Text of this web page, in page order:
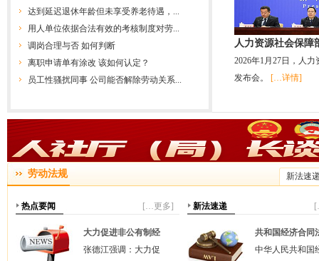
达到延迟退休年龄但未享受养老待遇，...
用人单位依据合法有效的考核制度对劳...
调岗合理与否 如何判断
离职申请单有涂改 该如何认定？
员工性骚扰同事 公司能否解除劳动关系...
人力资源社会保障
2026年1月27日，人
发布会。 […详情]
劳动法规 新法速
热点要闻 […更多]
大力促进非公有制经
张德江强调：大力促
新法速递
共和国经济合同
中华人民共和国